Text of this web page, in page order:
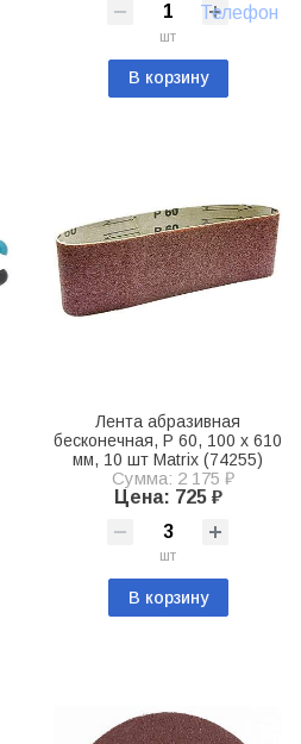
Телефон
шт
В корзину
Лента абразивная
бесконечная, P 60, 100 х 610
мм, 10 шт Matrix (74255)
Сумма: 2 175 ₽
Цена: 725 ₽
шт
В корзину